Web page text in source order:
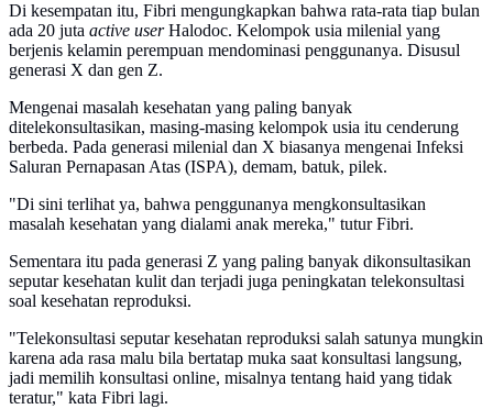
Di kesempatan itu, Fibri mengungkapkan bahwa rata-rata tiap bulan
ada 20 juta active userHalodoc. Kelompok usia milenial yang
berjenis kelamin perempuan mendominasi penggunanya. Disusul
generasi X dan gen Z.
Mengenai masalah kesehatan yang paling banyak
ditelekonsultasikan, masing-masing kelompok usia itu cenderung
berbeda. Pada generasi milenial dan X biasanya mengenai Infeksi
Saluran Pernapasan Atas (ISPA), demam, batuk, pilek.
"Di sini terlihat ya, bahwa penggunanya mengkonsultasikan
masalah kesehatan yang dialami anak mereka," tutur Fibri.
Sementara itu pada generasi Z yang paling banyak dikonsultasikan
seputar kesehatan kulit dan terjadi juga peningkatan telekonsultasi
soal kesehatan reproduksi.
"Telekonsultasi seputar kesehatan reproduksi salah satunya mungkin
karena ada rasa malu bila bertatap muka saat konsultasi langsung,
jadi memilih konsultasi online, misalnya tentang haid yang tidak
teratur," kata Fibri lagi.